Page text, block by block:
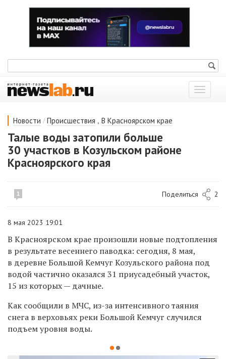
Показать
меню
Новости / Происшествия , В Красноярском крае
Талые воды затопили больше
30 участков в Козульском районе
Красноярского края
1 Поделиться 2
8 мая 2023 19:01
В Красноярском крае произошли новые подтопления
в результате весеннего паводка: сегодня, 8 мая,
в деревне Большой Кемчуг Козульского района под
водой частично оказался 31 приусадебный участок,
15 из которых — дачные.
Как сообщили в МЧС, из-за интенсивного таяния
снега в верховьях реки Большой Кемчуг случился
подъем уровня воды.